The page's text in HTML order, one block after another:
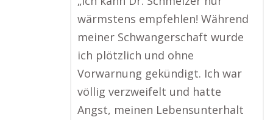
wärmstens empfehlen! Während
meiner Schwangerschaft wurde
ich plötzlich und ohne
Vorwarnung gekündigt. Ich war
völlig verzweifelt und hatte
Angst, meinen Lebensunterhalt